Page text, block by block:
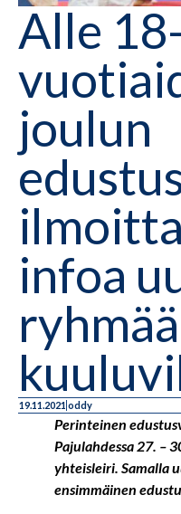
Alle 18-
joulun
infoa
19.11.2021 oddy
Perinteinen
Pajulahdessa 27. –
yhteisleiri. Samalla
ensimmäinen